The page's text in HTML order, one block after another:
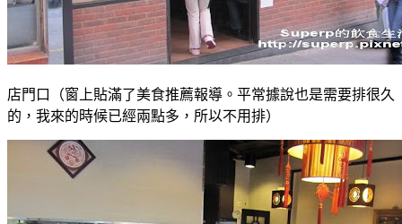
店門口（窗上貼滿了美食推薦報導。平常據說也是需要排很久
的，我來的時候已經兩點多，所以不用排）